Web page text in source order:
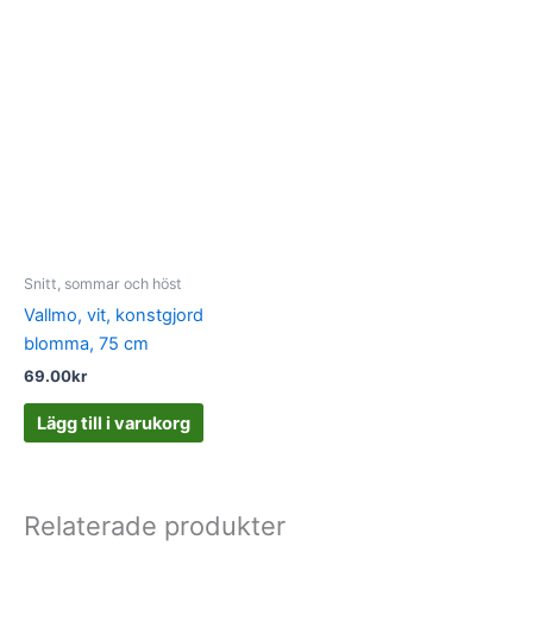
Snitt, sommar och höst
Vallmo, vit, konstgjord
blomma, 75 cm
69.00kr
Lägg till i varukorg
Relaterade produkter